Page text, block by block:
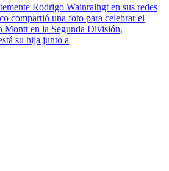
Rodrigo Wainraihgt en sus redes
compartió una foto para celebrar el
Montt en la Segunda División,
su hija junto a